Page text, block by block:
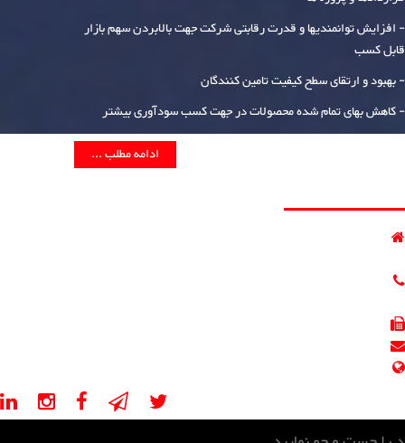
- افزایش توانمندیها و قدرت رقابتی شرکت جهت بالابردن سهم بازار
قابل کسب
- بهبود و ارتقای سطح کیفیت تامین کنندگان
- کاهش بهای تمام شده محصولات در جهت کسب سودآوری بیشتر
ادامه مطلب ...